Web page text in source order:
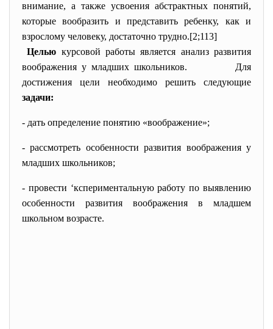
внимание, а также усвоения абстрактных понятий,
которые вообразить и представить ребенку, как и
взрослому человеку, достаточно трудно.[2;113]
Целью курсовой работы является анализ развития
воображения у младших школьников. Для
достижения цели необходимо решить следующие
задачи:
- дать определение понятию «воображение»;
- рассмотреть особенности развития воображения у
младших школьников;
- провести ‘кспериментальную работу по выявлению
особенности развития воображения в младшем
школьном возрасте.